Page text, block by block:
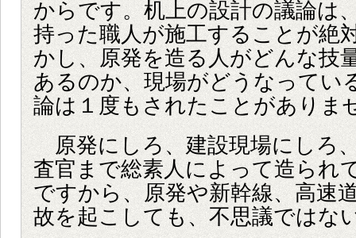
からです。机上の設計の議論は
持った職人が施工することが絶
かし、原発を造る人がどんな技
あるのか、現場がどうなってい
論は１度もされたことがありま
原発にしろ、建設現場にしろ
査官まで総素人によって造られ
ですから、原発や新幹線、高速
故を起こしても、不思議ではな